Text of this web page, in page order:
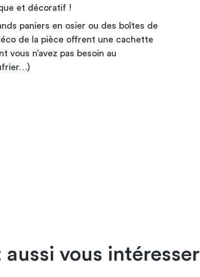
et décoratif !
paniers en osier ou des boîtes de
de la pièce offrent une cachette
vous n’avez pas besoin au
vous intéresser